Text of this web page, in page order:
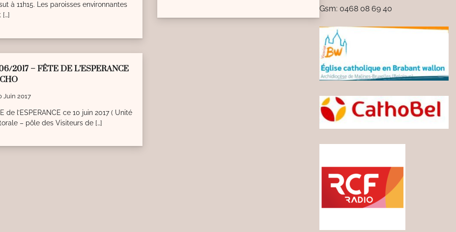
à 11h15. Les paroisses environnantes
[…]
2017 – FÊTE DE L’ESPERANCE
Juin 2017
de l’ESPERANCE ce 10 juin 2017 ( Unité
– pôle des Visiteurs de […]
Gsm: 0468 08 69 40